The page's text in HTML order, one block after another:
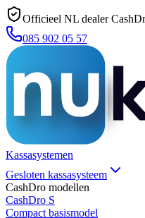
Officieel NL dealer
085 902 05 57
Kassasystemen
Gesloten kassasysteem
CashDro modellen
CashDro S
Compact basismodel